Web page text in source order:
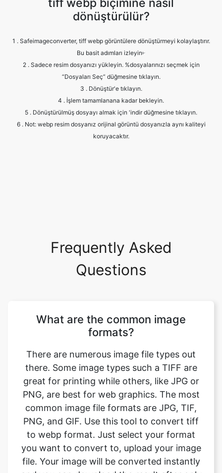
Bu basit adımları izleyin፦
2 . Sadece resim dosyanızı yükleyin. %dosyalarınızı seçmek için
3 . Dönüştür'e tıklayın.
4 . İşlem tamamlanana kadar bekleyin.
5 . Dönüştürülmüş dosyayı almak için 'indir düğmesine tıklayın.
6 . Not: webp resim dosyanız orijinal görüntü dosyanızla aynı kaliteyi
koruyacaktır.
What are the common image
there. Some image types such a TIFF are
great for printing while others, like JPG or
PNG, are best for web graphics. The most
common image file formats are JPG, TIF,
PNG, and GIF. Use this tool to convert tiff
to webp format. Just select your format
you want to convert to, upload your image
file. Your image will be converted instantly
and you can download the result after only
a couple of seconds.